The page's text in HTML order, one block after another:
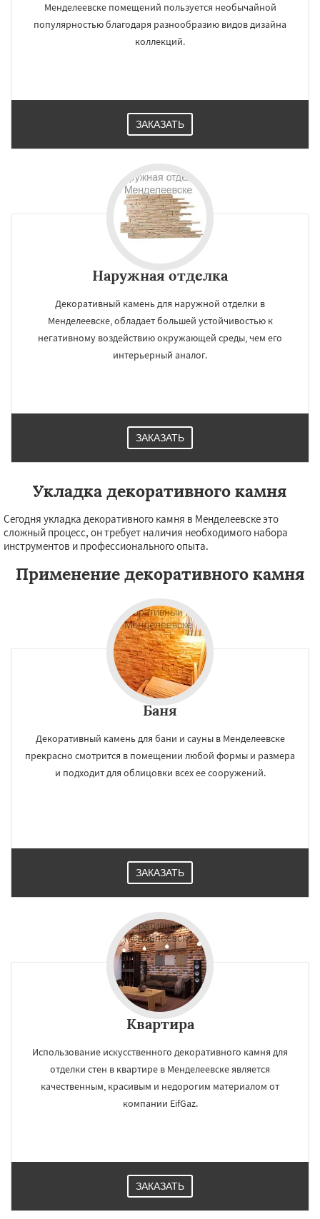
Менделеевске помещений пользуется необычайной
популярностью благодаря разнообразию видов дизайна
коллекций.
ЗАКАЗАТЬ
Наружная отделка
Декоративный камень для наружной отделки в
Менделеевске, обладает большей устойчивостью к
негативному воздействию окружающей среды, чем его
интерьерный аналог.
ЗАКАЗАТЬ
Укладка декоративного камня
Сегодня укладка декоративного камня в Менделеевске это
сложный процесс, он требует наличия необходимого набора
инструментов и профессионального опыта.
Применение декоративного камня
Баня
Декоративный камень для бани и сауны в Менделеевске
прекрасно смотрится в помещении любой формы и размера
и подходит для облицовки всех ее сооружений.
ЗАКАЗАТЬ
Квартира
Использование искусственного декоративного камня для
отделки стен в квартире в Менделеевске является
качественным, красивым и недорогим материалом от
компании EifGaz.
ЗАКАЗАТЬ